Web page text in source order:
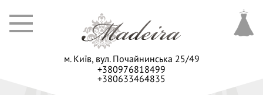
+380976818499
+380633464835
м. Київ, вул. Почайнинська 25/49